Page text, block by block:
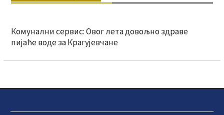
Комунални сервис: Овог лета довољно здраве
пијаће воде за Крагујевчане